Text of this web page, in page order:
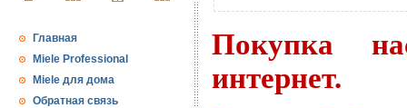
Главная
Miele Professional
Miele для дома
Обратная связь
Покупка
интернет.